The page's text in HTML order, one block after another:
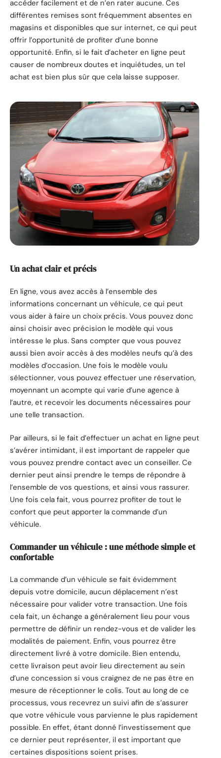
accéder facilement et de n’en rater aucune. Ces
différentes remises sont fréquemment absentes en
magasins et disponibles que sur internet, ce qui peut
offrir l’opportunité de profiter d’une bonne
opportunité. Enfin, si le fait d’acheter en ligne peut
causer de nombreux doutes et inquiétudes, un tel
achat est bien plus sûr que cela laisse supposer.
Un achat clair et précis
En ligne, vous avez accès à l’ensemble des
informations concernant un véhicule, ce qui peut
vous aider à faire un choix précis. Vous pouvez donc
ainsi choisir avec précision le modèle qui vous
intéresse le plus. Sans compter que vous pouvez
aussi bien avoir accès à des modèles neufs qu’à des
modèles d’occasion. Une fois le modèle voulu
sélectionner, vous pouvez effectuer une réservation,
moyennant un acompte qui varie d’une agence à
l’autre, et recevoir les documents nécessaires pour
une telle transaction.
Par ailleurs, si le fait d’effectuer un achat en ligne peut
s’avérer intimidant, il est important de rappeler que
vous pouvez prendre contact avec un conseiller. Ce
dernier peut ainsi prendre le temps de répondre à
l’ensemble de vos questions, et ainsi vous rassurer.
Une fois cela fait, vous pourrez profiter de tout le
confort que peut apporter la commande d’un
véhicule.
Commander un véhicule : une méthode simple et
confortable
La commande d’un véhicule se fait évidemment
depuis votre domicile, aucun déplacement n’est
nécessaire pour valider votre transaction. Une fois
cela fait, un échange a généralement lieu pour vous
permettre de définir un rendez-vous et de valider les
modalités de paiement. Enfin, vous pourrez être
directement livré à votre domicile. Bien entendu,
cette livraison peut avoir lieu directement au sein
d’une concession si vous craignez de ne pas être en
mesure de réceptionner le colis. Tout au long de ce
processus, vous recevrez un suivi afin de s’assurer
que votre véhicule vous parvienne le plus rapidement
possible. En effet, étant donné l’investissement que
ce dernier peut représenter, il est important que
certaines dispositions soient prises.